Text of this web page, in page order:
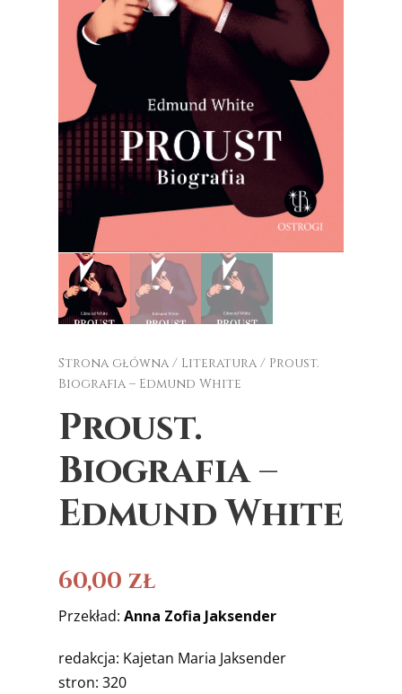
Strona główna / Literatura / Proust.
Biografia – Edmund White
Proust.
Biografia –
Edmund White
60,00 zł
Przekład: Anna Zofia Jaksender
redakcja: Kajetan Maria Jaksender
stron: 320